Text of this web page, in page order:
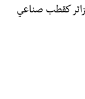
الجزائر كقطب صناعي